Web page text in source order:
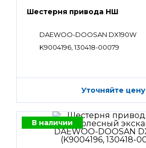
Шестерня привода НШ
DAEWOO-DOOSAN DX190W
K9004196, 130418-00079
Уточняйте цену
В наличии